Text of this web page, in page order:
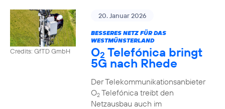
Credits: GfTD GmbH
20. Januar 2026
BESSERES NETZ FÜR DAS
WESTMÜNSTERLAND
O2 Telefónica bringt
5G nach Rhede
Der Telekommunikationsanbieter
O2Telefónica treibt den
Netzausbau auch im